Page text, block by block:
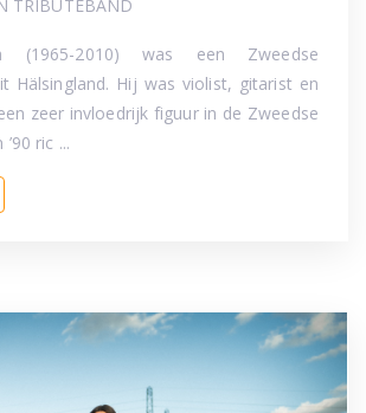
TRIBUTEBAND
(1965-2010) was een Zweedse
Hälsingland. Hij was violist, gitarist en
zeer invloedrijk figuur in de Zweedse
ric ...